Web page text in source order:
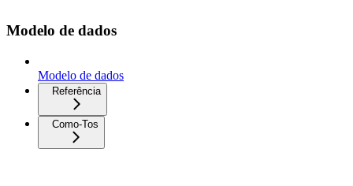
Modelo de dados
Modelo de dados
Referência
Como-Tos